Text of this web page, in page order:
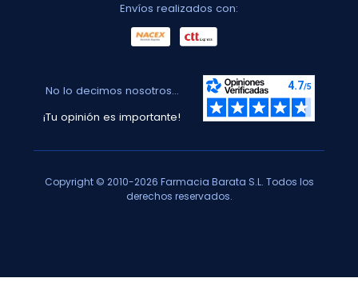
Envíos realizados con:
No lo decimos nosotros...
¡Tu opinión es importante!
Copyright © 2010-2026 Farmacia Barata S.L. Todos los
derechos reservados.